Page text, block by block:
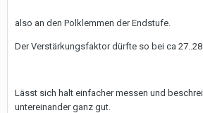
also an den Polklemmen der Endstufe.
Der Verstärkungsfaktor dürfte so bei ca
Lässt sich halt einfacher messen und
untereinander ganz gut.